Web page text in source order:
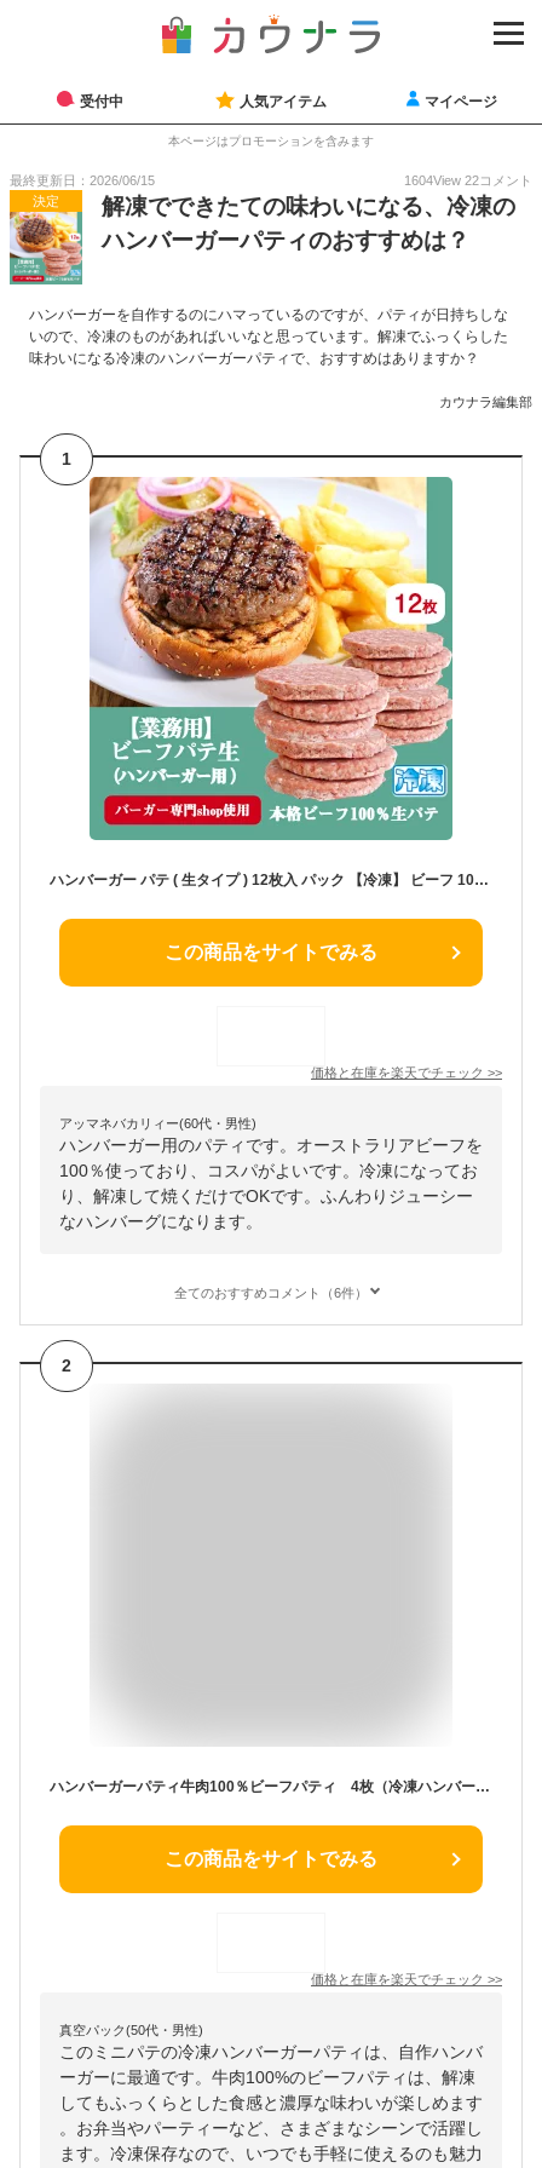
受付中 人気アイテム マイページ
本ページはプロモーションを含みます
最終更新日：2026/06/15 1604View 22コメント
決定
解凍でできたての味わいになる、冷凍の
ハンバーガーパティのおすすめは？
ハンバーガーを自作するのにハマっているのですが、パティが日持ちしな
いので、冷凍のものがあればいいなと思っています。解凍でふっくらした
味わいになる冷凍のハンバーガーパティで、おすすめはありますか？
カウナラ編集部
1
ハンバーガー パテ ( 生タイプ ) 12枚入 パック 【冷凍】 ビーフ 100％ 直径約10cm（100g）バーガーパテ バーガーパティ プロ仕様 ハンバーガー用 パテ ハンバーグ 業務用 アメリカンスタイル
この商品をサイトでみる
価格と在庫を楽天でチェック >>
アッマネバカリィー(60代・男性)
ハンバーガー用のパティです。オーストラリアビーフを
100％使っており、コスパがよいです。冷凍になってお
り、解凍して焼くだけでOKです。ふんわりジューシー
なハンバーグになります。
全てのおすすめコメント（6件）
2
ハンバーガーパティ牛肉100％ビーフパティ 4枚（冷凍ハンバーガーパテ） グラスフェッド オージー 牧草牛-B114
この商品をサイトでみる
価格と在庫を楽天でチェック >>
真空パック(50代・男性)
このミニパテの冷凍ハンバーガーパティは、自作ハンバ
ーガーに最適です。牛肉100%のビーフパティは、解凍
してもふっくらとした食感と濃厚な味わいが楽しめます
。お弁当やパーティーなど、さまざまなシーンで活躍し
ます。冷凍保存なので、いつでも手軽に使えるのも魅力